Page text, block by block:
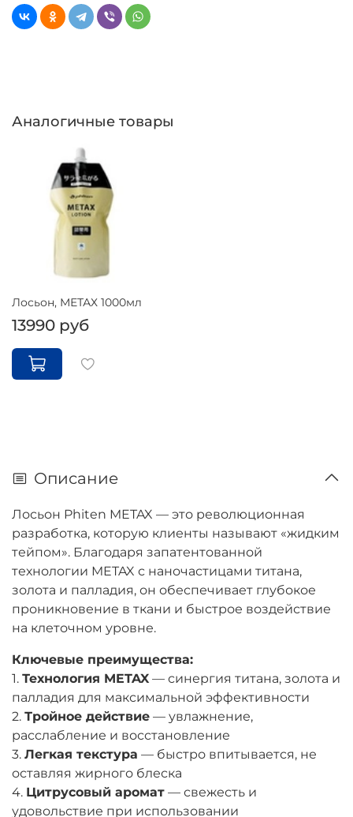
Аналогичные товары
Лосьон, МЕТАХ 1000мл
13990 руб
Описание
Лосьон Phiten METAX — это революционная
разработка, которую клиенты называют «жидким
тейпом». Благодаря запатентованной
технологии METAX с наночастицами титана,
золота и палладия, он обеспечивает глубокое
проникновение в ткани и быстрое воздействие
на клеточном уровне.
Ключевые преимущества:
1. Технология METAX — синергия титана, золота и
палладия для максимальной эффективности
2. Тройное действие — увлажнение,
расслабление и восстановление
3. Легкая текстура — быстро впитывается, не
оставляя жирного блеска
4. Цитрусовый аромат — свежесть и
удовольствие при использовании